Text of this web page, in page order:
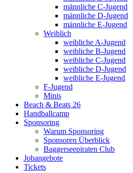
männliche C-Jugend
männliche D-Jugend
männliche E-Jugend
Weiblich
weibliche A-Jugend
weibliche B-Jugend
weibliche C-Jugend
weibliche D-Jugend
weibliche E-Jugend
F-Jugend
Minis
Beach & Beats 26
Handballcamp
Sponsoring
Warum Sponsoring
Sponsoren Überblick
Baggerseepiraten Club
Jobangebote
Tickets